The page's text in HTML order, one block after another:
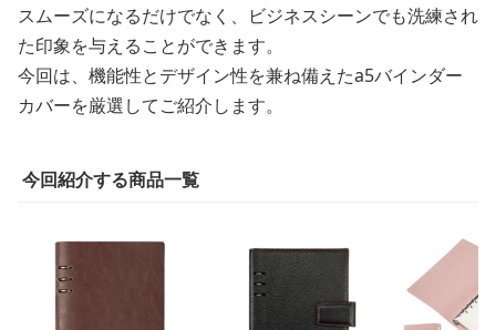
スムーズになるだけでなく、ビジネスシーンでも洗練され
た印象を与えることができます。
今回は、機能性とデザイン性を兼ね備えたa5バインダー
カバーを厳選してご紹介します。
今回紹介する商品一覧